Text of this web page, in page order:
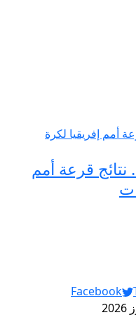
قرعة أمم
Facebook